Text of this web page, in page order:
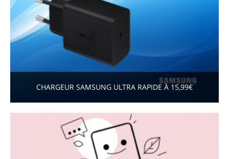
CHARGEUR SAMSUNG ULTRA RAPIDE À 15,99€